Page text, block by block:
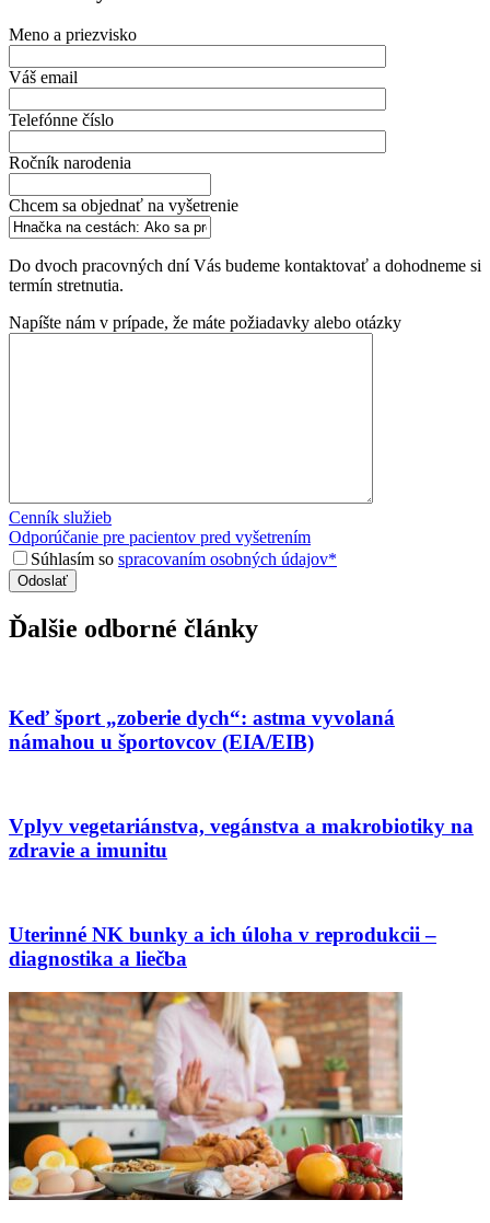
Meno a priezvisko
Váš email
Telefónne číslo
Ročník narodenia
Chcem sa objednať na vyšetrenie
Do dvoch pracovných dní Vás budeme kontaktovať a dohodneme si
termín stretnutia.
Napíšte nám v prípade, že máte požiadavky alebo otázky
Cenník služieb
Odporúčanie pre pacientov pred vyšetrením
Súhlasím so spracovaním osobných údajov*
Ďalšie odborné články
Keď šport „zoberie dych“: astma vyvolaná
námahou u športovcov (EIA/EIB)
Vplyv vegetariánstva, vegánstva a makrobiotiky na
zdravie a imunitu
Uterinné NK bunky a ich úloha v reprodukcii –
diagnostika a liečba